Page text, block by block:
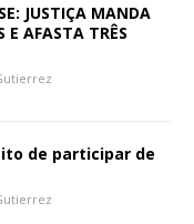
JUSTIÇA MANDA
E AFASTA TRÊS
de participar de